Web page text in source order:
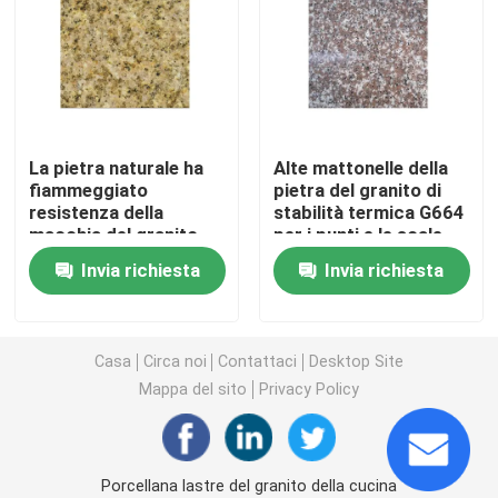
Mattonelle di pietra del granito
Pietra fiammeggiata del granito
Lastra di pietra di marmo
pietra di marmo bianca
Lastra di marmo beige
La pietra naturale ha
fiammeggiato
resistenza della
macchia del granito
giallo sabbia della
pietra G682 del
granito la forte
Invia richiesta
Alte mattonelle della
pietra del granito di
stabilità termica G664
per i punti e le scale
del granito
Invia richiesta
Casa Circa noi Contattaci
Desktop Site
Mappa del sito
Privacy Policy
Porcellana lastre del granito della cucina